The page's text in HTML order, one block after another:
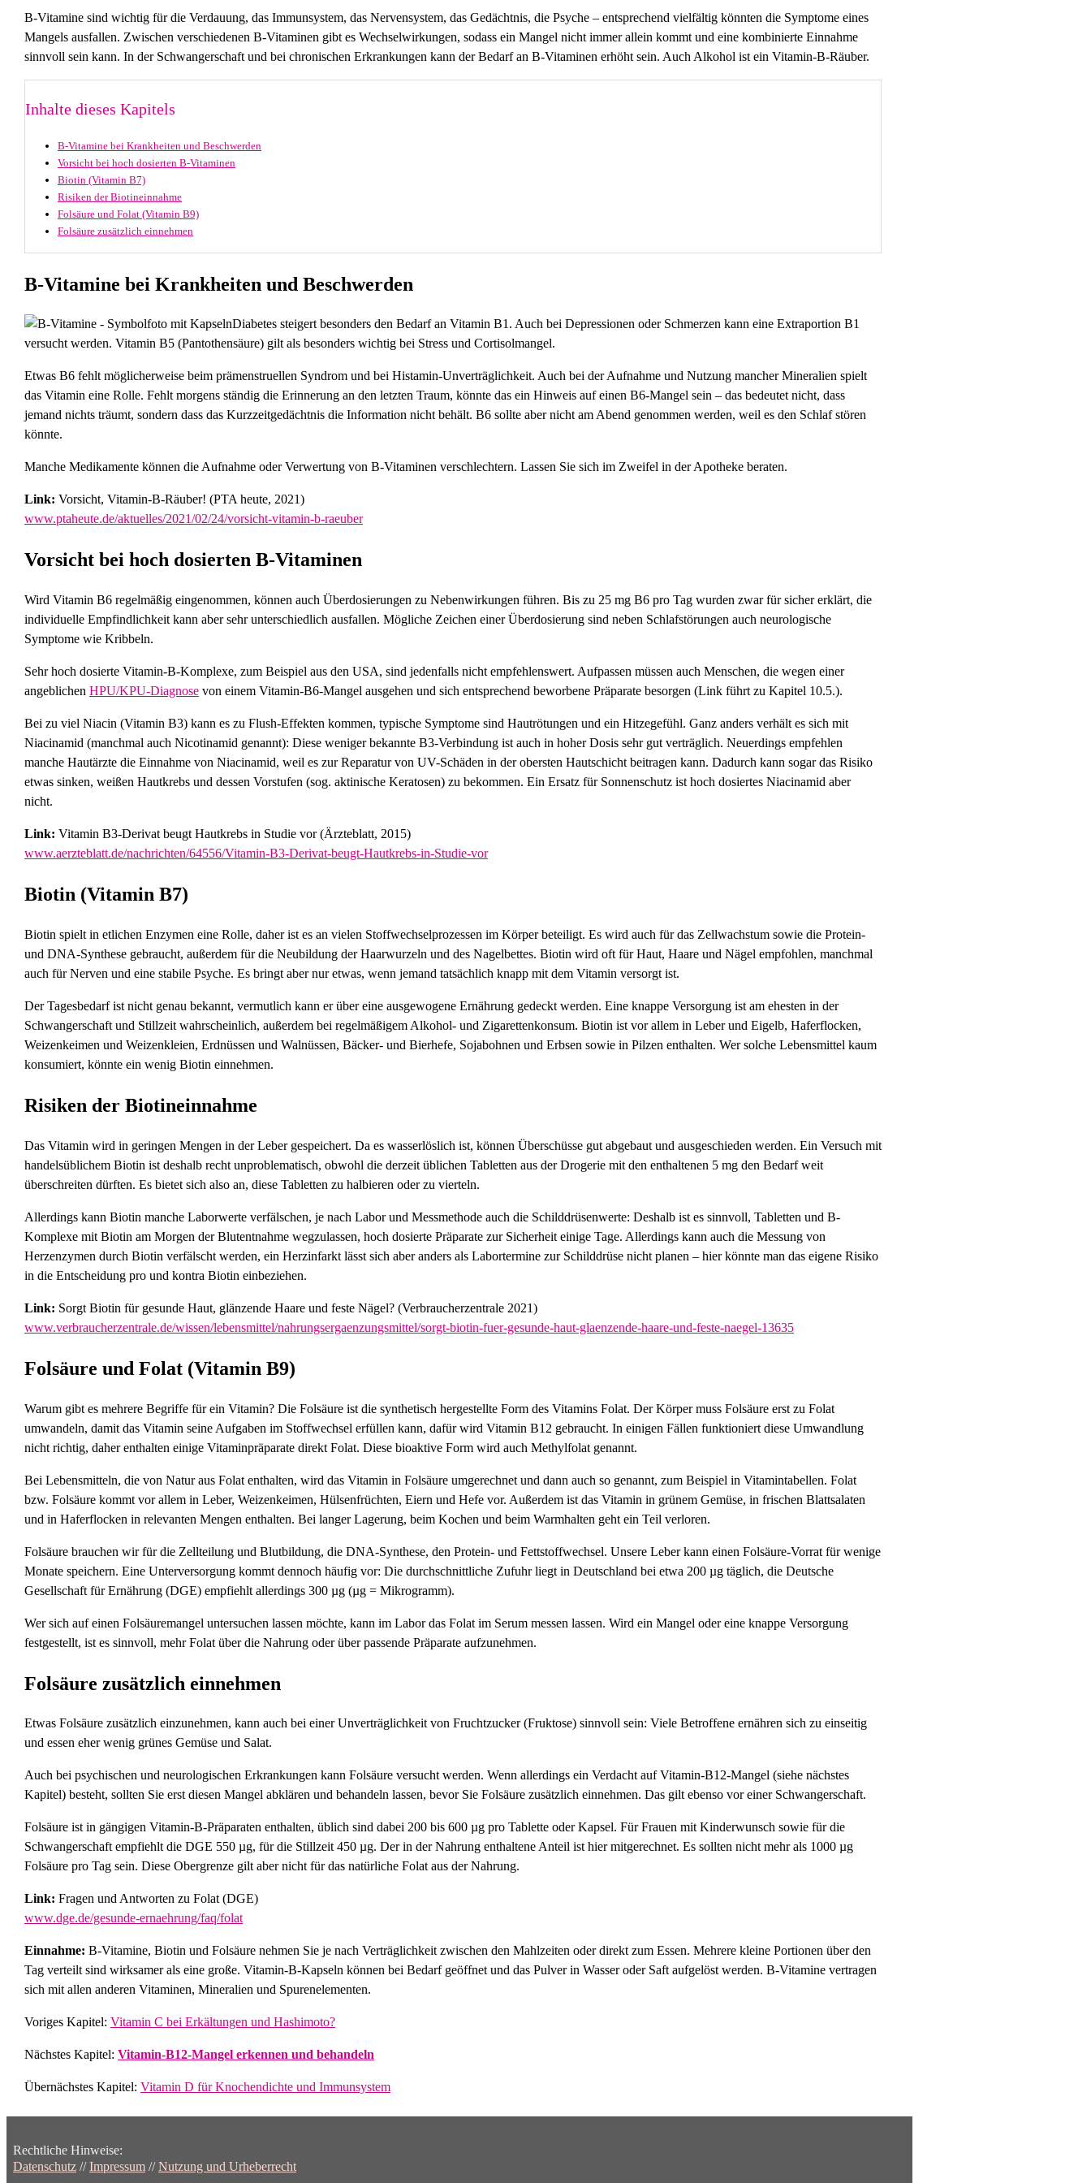
B-Vitamine sind wichtig für die Verdauung, das Immunsystem, das Nervensystem, das Gedächtnis, die Psyche – entsprechend vielfältig könnten die Symptome eines
Mangels ausfallen. Zwischen verschiedenen B-Vitaminen gibt es Wechselwirkungen, sodass ein Mangel nicht immer allein kommt und eine kombinierte Einnahme
sinnvoll sein kann. In der Schwangerschaft und bei chronischen Erkrankungen kann der Bedarf an B-Vitaminen erhöht sein. Auch Alkohol ist ein Vitamin-B-Räuber.
Inhalte dieses Kapitels
B-Vitamine bei Krankheiten und Beschwerden
Vorsicht bei hoch dosierten B-Vitaminen
Biotin (Vitamin B7)
Risiken der Biotineinnahme
Folsäure und Folat (Vitamin B9)
Folsäure zusätzlich einnehmen
B-Vitamine bei Krankheiten und Beschwerden
Diabetes steigert besonders den Bedarf an Vitamin B1. Auch bei Depressionen oder Schmerzen kann eine Extraportion B1
versucht werden. Vitamin B5 (Pantothensäure) gilt als besonders wichtig bei Stress und Cortisolmangel.
Etwas B6 fehlt möglicherweise beim prämenstruellen Syndrom und bei Histamin-Unverträglichkeit. Auch bei der Aufnahme und Nutzung mancher Mineralien spielt
das Vitamin eine Rolle. Fehlt morgens ständig die Erinnerung an den letzten Traum, könnte das ein Hinweis auf einen B6-Mangel sein – das bedeutet nicht, dass
jemand nichts träumt, sondern dass das Kurzzeitgedächtnis die Information nicht behält. B6 sollte aber nicht am Abend genommen werden, weil es den Schlaf stören
könnte.
Manche Medikamente können die Aufnahme oder Verwertung von B-Vitaminen verschlechtern. Lassen Sie sich im Zweifel in der Apotheke beraten.
Link: Vorsicht, Vitamin-B-Räuber! (PTA heute, 2021)
www.ptaheute.de/aktuelles/2021/02/24/vorsicht-vitamin-b-raeuber
Vorsicht bei hoch dosierten B-Vitaminen
Wird Vitamin B6 regelmäßig eingenommen, können auch Überdosierungen zu Nebenwirkungen führen. Bis zu 25 mg B6 pro Tag wurden zwar für sicher erklärt, die
individuelle Empfindlichkeit kann aber sehr unterschiedlich ausfallen. Mögliche Zeichen einer Überdosierung sind neben Schlafstörungen auch neurologische
Symptome wie Kribbeln.
Sehr hoch dosierte Vitamin-B-Komplexe, zum Beispiel aus den USA, sind jedenfalls nicht empfehlenswert. Aufpassen müssen auch Menschen, die wegen einer
angeblichen HPU/KPU-Diagnose von einem Vitamin-B6-Mangel ausgehen und sich entsprechend beworbene Präparate besorgen (Link führt zu Kapitel 10.5.).
Bei zu viel Niacin (Vitamin B3) kann es zu Flush-Effekten kommen, typische Symptome sind Hautrötungen und ein Hitzegefühl. Ganz anders verhält es sich mit
Niacinamid (manchmal auch Nicotinamid genannt): Diese weniger bekannte B3-Verbindung ist auch in hoher Dosis sehr gut verträglich. Neuerdings empfehlen
manche Hautärzte die Einnahme von Niacinamid, weil es zur Reparatur von UV-Schäden in der obersten Hautschicht beitragen kann. Dadurch kann sogar das Risiko
etwas sinken, weißen Hautkrebs und dessen Vorstufen (sog. aktinische Keratosen) zu bekommen. Ein Ersatz für Sonnenschutz ist hoch dosiertes Niacinamid aber
nicht.
Link: Vitamin B3-Derivat beugt Hautkrebs in Studie vor (Ärzteblatt, 2015)
www.aerzteblatt.de/nachrichten/64556/Vitamin-B3-Derivat-beugt-Hautkrebs-in-Studie-vor
Biotin (Vitamin B7)
Biotin spielt in etlichen Enzymen eine Rolle, daher ist es an vielen Stoffwechselprozessen im Körper beteiligt. Es wird auch für das Zellwachstum sowie die Protein-
und DNA-Synthese gebraucht, außerdem für die Neubildung der Haarwurzeln und des Nagelbettes. Biotin wird oft für Haut, Haare und Nägel empfohlen, manchmal
auch für Nerven und eine stabile Psyche. Es bringt aber nur etwas, wenn jemand tatsächlich knapp mit dem Vitamin versorgt ist.
Der Tagesbedarf ist nicht genau bekannt, vermutlich kann er über eine ausgewogene Ernährung gedeckt werden. Eine knappe Versorgung ist am ehesten in der
Schwangerschaft und Stillzeit wahrscheinlich, außerdem bei regelmäßigem Alkohol- und Zigarettenkonsum. Biotin ist vor allem in Leber und Eigelb, Haferflocken,
Weizenkeimen und Weizenkleien, Erdnüssen und Walnüssen, Bäcker- und Bierhefe, Sojabohnen und Erbsen sowie in Pilzen enthalten. Wer solche Lebensmittel kaum
konsumiert, könnte ein wenig Biotin einnehmen.
Risiken der Biotineinnahme
Das Vitamin wird in geringen Mengen in der Leber gespeichert. Da es wasserlöslich ist, können Überschüsse gut abgebaut und ausgeschieden werden. Ein Versuch mit
handelsüblichem Biotin ist deshalb recht unproblematisch, obwohl die derzeit üblichen Tabletten aus der Drogerie mit den enthaltenen 5 mg den Bedarf weit
überschreiten dürften. Es bietet sich also an, diese Tabletten zu halbieren oder zu vierteln.
Allerdings kann Biotin manche Laborwerte verfälschen, je nach Labor und Messmethode auch die Schilddrüsenwerte: Deshalb ist es sinnvoll, Tabletten und B-
Komplexe mit Biotin am Morgen der Blutentnahme wegzulassen, hoch dosierte Präparate zur Sicherheit einige Tage. Allerdings kann auch die Messung von
Herzenzymen durch Biotin verfälscht werden, ein Herzinfarkt lässt sich aber anders als Labortermine zur Schilddrüse nicht planen – hier könnte man das eigene Risiko
in die Entscheidung pro und kontra Biotin einbeziehen.
Link: Sorgt Biotin für gesunde Haut, glänzende Haare und feste Nägel? (Verbraucherzentrale 2021)
www.verbraucherzentrale.de/wissen/lebensmittel/nahrungsergaenzungsmittel/sorgt-biotin-fuer-gesunde-haut-glaenzende-haare-und-feste-naegel-13635
Folsäure und Folat (Vitamin B9)
Warum gibt es mehrere Begriffe für ein Vitamin? Die Folsäure ist die synthetisch hergestellte Form des Vitamins Folat. Der Körper muss Folsäure erst zu Folat
umwandeln, damit das Vitamin seine Aufgaben im Stoffwechsel erfüllen kann, dafür wird Vitamin B12 gebraucht. In einigen Fällen funktioniert diese Umwandlung
nicht richtig, daher enthalten einige Vitaminpräparate direkt Folat. Diese bioaktive Form wird auch Methylfolat genannt.
Bei Lebensmitteln, die von Natur aus Folat enthalten, wird das Vitamin in Folsäure umgerechnet und dann auch so genannt, zum Beispiel in Vitamintabellen. Folat
bzw. Folsäure kommt vor allem in Leber, Weizenkeimen, Hülsenfrüchten, Eiern und Hefe vor. Außerdem ist das Vitamin in grünem Gemüse, in frischen Blattsalaten
und in Haferflocken in relevanten Mengen enthalten. Bei langer Lagerung, beim Kochen und beim Warmhalten geht ein Teil verloren.
Folsäure brauchen wir für die Zellteilung und Blutbildung, die DNA-Synthese, den Protein- und Fettstoffwechsel. Unsere Leber kann einen Folsäure-Vorrat für wenige
Monate speichern. Eine Unterversorgung kommt dennoch häufig vor: Die durchschnittliche Zufuhr liegt in Deutschland bei etwa 200 µg täglich, die Deutsche
Gesellschaft für Ernährung (DGE) empfiehlt allerdings 300 µg (µg = Mikrogramm).
Wer sich auf einen Folsäuremangel untersuchen lassen möchte, kann im Labor das Folat im Serum messen lassen. Wird ein Mangel oder eine knappe Versorgung
festgestellt, ist es sinnvoll, mehr Folat über die Nahrung oder über passende Präparate aufzunehmen.
Folsäure zusätzlich einnehmen
Etwas Folsäure zusätzlich einzunehmen, kann auch bei einer Unverträglichkeit von Fruchtzucker (Fruktose) sinnvoll sein: Viele Betroffene ernähren sich zu einseitig
und essen eher wenig grünes Gemüse und Salat.
Auch bei psychischen und neurologischen Erkrankungen kann Folsäure versucht werden. Wenn allerdings ein Verdacht auf Vitamin-B12-Mangel (siehe nächstes
Kapitel) besteht, sollten Sie erst diesen Mangel abklären und behandeln lassen, bevor Sie Folsäure zusätzlich einnehmen. Das gilt ebenso vor einer Schwangerschaft.
Folsäure ist in gängigen Vitamin-B-Präparaten enthalten, üblich sind dabei 200 bis 600 µg pro Tablette oder Kapsel. Für Frauen mit Kinderwunsch sowie für die
Schwangerschaft empfiehlt die DGE 550 µg, für die Stillzeit 450 µg. Der in der Nahrung enthaltene Anteil ist hier mitgerechnet. Es sollten nicht mehr als 1000 µg
Folsäure pro Tag sein. Diese Obergrenze gilt aber nicht für das natürliche Folat aus der Nahrung.
Link: Fragen und Antworten zu Folat (DGE)
www.dge.de/gesunde-ernaehrung/faq/folat
Einnahme: B-Vitamine, Biotin und Folsäure nehmen Sie je nach Verträglichkeit zwischen den Mahlzeiten oder direkt zum Essen. Mehrere kleine Portionen über den
Tag verteilt sind wirksamer als eine große. Vitamin-B-Kapseln können bei Bedarf geöffnet und das Pulver in Wasser oder Saft aufgelöst werden. B-Vitamine vertragen
sich mit allen anderen Vitaminen, Mineralien und Spurenelementen.
Voriges Kapitel: Vitamin C bei Erkältungen und Hashimoto?
Nächstes Kapitel: Vitamin-B12-Mangel erkennen und behandeln
Übernächstes Kapitel: Vitamin D für Knochendichte und Immunsystem
Rechtliche Hinweise:
Datenschutz //Impressum //Nutzung und Urheberrecht